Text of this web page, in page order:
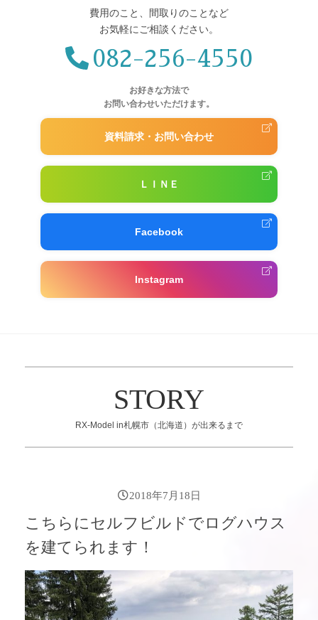
費用のこと、間取りのことなど
お気軽にご相談ください。
082-256-4550
お好きな方法で
お問い合わせいただけます。
資料請求・お問い合わせ
ＬＩＮＥ
Facebook
Instagram
STORY
RX-Model in札幌市（北海道）が出来るまで
2018年7月18日
こちらにセルフビルドでログハウス
を建てられます！